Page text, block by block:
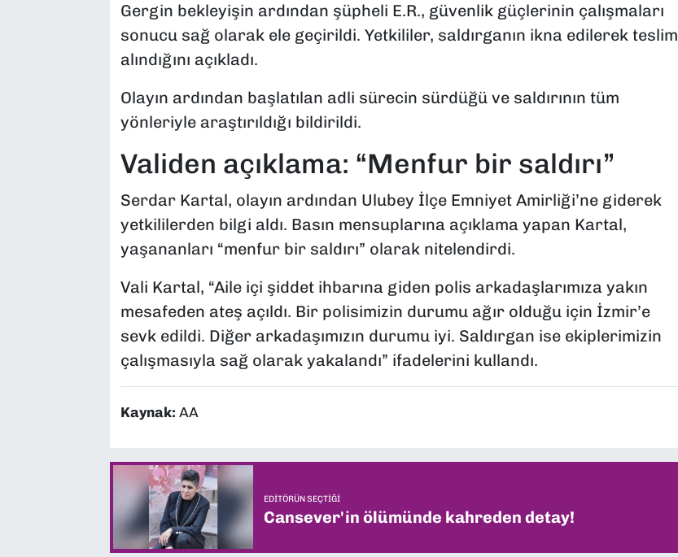
Gergin bekleyişin ardından şüpheli E.R., güvenlik güçlerinin çalışmaları
sonucu sağ olarak ele geçirildi. Yetkililer, saldırganın ikna edilerek teslim
alındığını açıkladı.
Olayın ardından başlatılan adli sürecin sürdüğü ve saldırının tüm
yönleriyle araştırıldığı bildirildi.
Validen açıklama: “Menfur bir saldırı”
Serdar Kartal, olayın ardından Ulubey İlçe Emniyet Amirliği’ne giderek
yetkililerden bilgi aldı. Basın mensuplarına açıklama yapan Kartal,
yaşananları “menfur bir saldırı” olarak nitelendirdi.
Vali Kartal, “Aile içi şiddet ihbarına giden polis arkadaşlarımıza yakın
mesafeden ateş açıldı. Bir polisimizin durumu ağır olduğu için İzmir’e
sevk edildi. Diğer arkadaşımızın durumu iyi. Saldırgan ise ekiplerimizin
çalışmasıyla sağ olarak yakalandı” ifadelerini kullandı.
Kaynak: AA
EDITÖRÜN SEÇTIĞI
Cansever'in ölümünde kahreden detay!